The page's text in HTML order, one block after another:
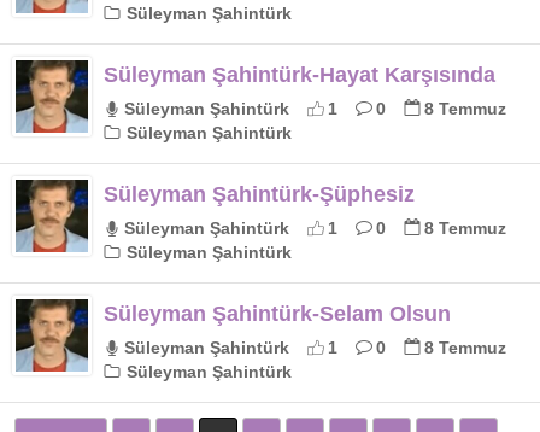
Süleyman Şahintürk
Süleyman Şahintürk-Hayat Karşısında
Süleyman Şahintürk 1 0
8 Temmuz
Süleyman Şahintürk
Süleyman Şahintürk-Şüphesiz
Süleyman Şahintürk 1 0
8 Temmuz
Süleyman Şahintürk
Süleyman Şahintürk-Selam Olsun
Süleyman Şahintürk 1 0
8 Temmuz
Süleyman Şahintürk